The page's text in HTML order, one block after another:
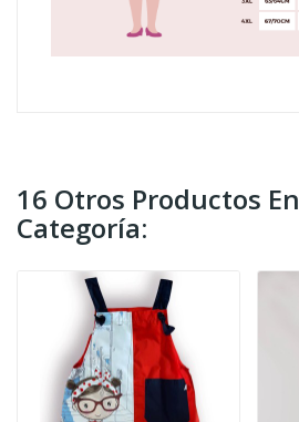
16 Otros Productos
Categoría: